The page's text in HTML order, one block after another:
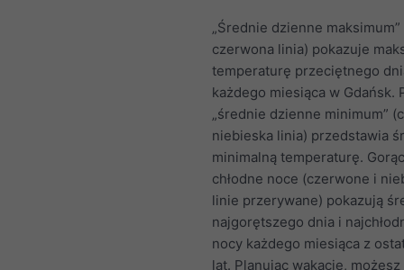
„Średnie dzienne maksimum”
czerwona linia) pokazuje
temperaturę przeciętnego
każdego miesiąca w Gdańsk.
„średnie dzienne minimum”
niebieska linia) przedstawia
minimalną temperaturę.
chłodne noce (czerwone i
linie przerywane) pokazują
najgorętszego dnia i
nocy każdego miesiąca z
lat. Planując wakacje,